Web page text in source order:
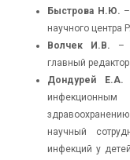
Быстрова Н.Ю.
научного центра
Волчек И.В. –
главный
Дондурей Е.А.
научный
инфекций у